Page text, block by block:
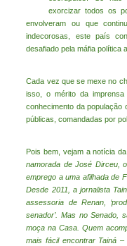
exorcizar todos os
envolveram ou que
indecorosas, este país
desafiado pela máfia política
Cada vez que se mexe no
isso, o mérito da
conhecimento da população
públicas, comandadas por
Pois bem, vejam a notícia
namorada de José Dirceu,
emprego a uma afilhada de
Desde 2011, a jornalista
assessoria de Renan,
senador’. Mas no Senado,
moça na Casa. Quem
mais fácil encontrar Tainá